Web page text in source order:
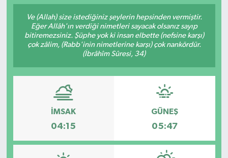
Ve (Allah) size istediğiniz şeylerin hepsinden vermiştir.
Eğer Allâh'ın verdiği nimetleri sayacak olsanız sayıp
bitiremezsiniz. Şüphe yok ki insan elbette (nefsine karşı)
çok zâlim, (Rabb'inin nimetlerine karşı) çok nankördür.
(İbrâhîm Sûresi, 34)
İMSAK
04:15
GÜNEŞ
05:47